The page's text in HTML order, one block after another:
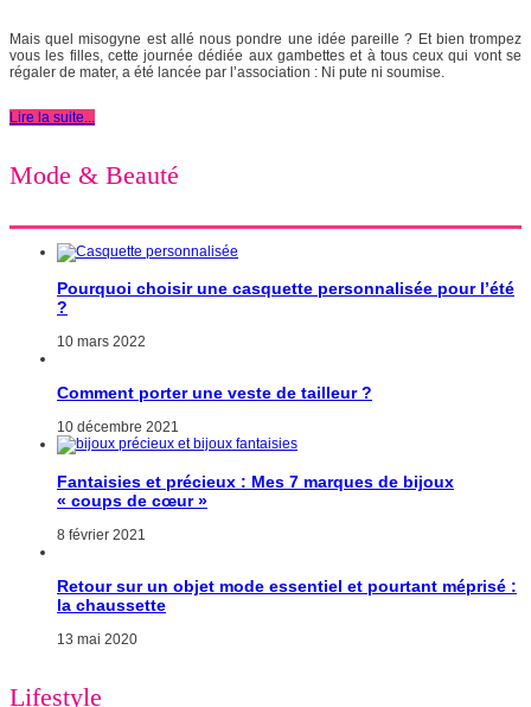
Mais quel misogyne est allé nous pondre une idée pareille ? Et bien trompez
vous les filles, cette journée dédiée aux gambettes et à tous ceux qui vont se
régaler de mater, a été lancée par l’association : Ni pute ni soumise.
Lire la suite...
Mode & Beauté
Pourquoi choisir une casquette personnalisée pour l’été
?
10 mars 2022
Comment porter une veste de tailleur ?
10 décembre 2021
Fantaisies et précieux : Mes 7 marques de bijoux
« coups de cœur »
8 février 2021
Retour sur un objet mode essentiel et pourtant méprisé :
la chaussette
13 mai 2020
Lifestyle